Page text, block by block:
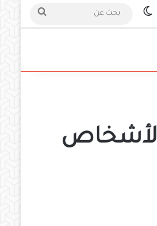
تسجيل الدخول
الوضع المظلم